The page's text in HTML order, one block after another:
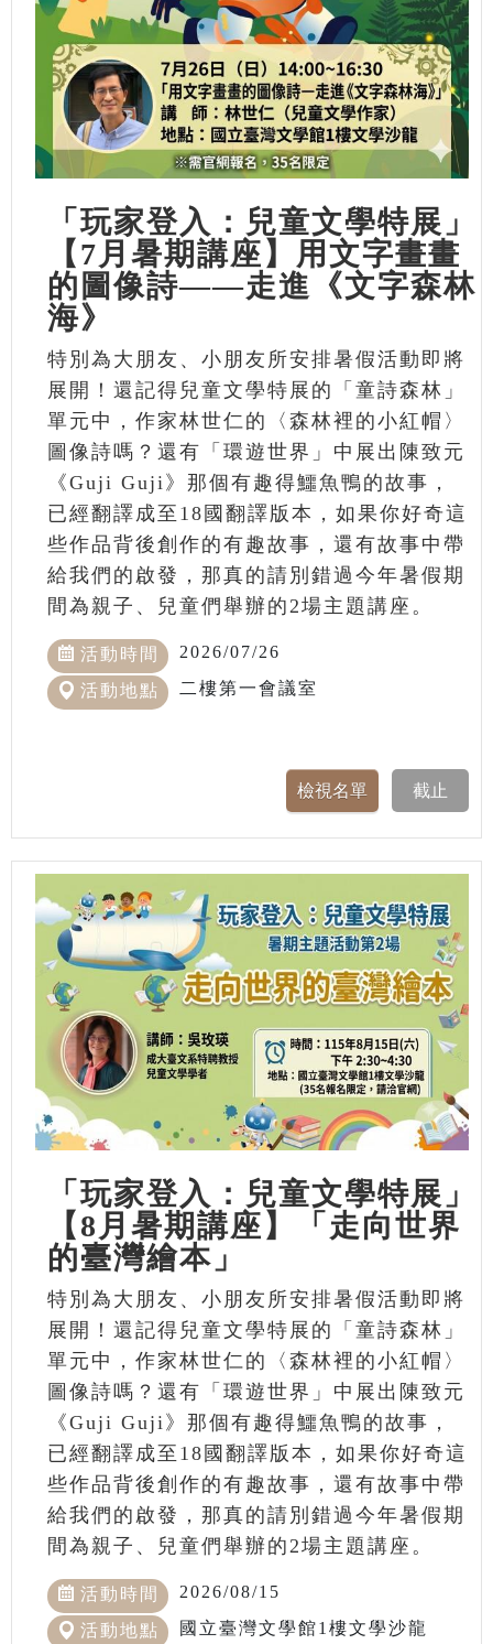
「玩家登入：兒童文學特展」
【7月暑期講座】用文字畫畫
的圖像詩——走進《文字森林
海》
特別為大朋友、小朋友所安排暑假活動即將
展開！還記得兒童文學特展的「童詩森林」
單元中，作家林世仁的〈森林裡的小紅帽〉
圖像詩嗎？還有「環遊世界」中展出陳致元
《Guji Guji》那個有趣得鱷魚鴨的故事，
已經翻譯成至18國翻譯版本，如果你好奇這
些作品背後創作的有趣故事，還有故事中帶
給我們的啟發，那真的請別錯過今年暑假期
間為親子、兒童們舉辦的2場主題講座。
活動時間 2026/07/26
活動地點 二樓第一會議室
「玩家登入：兒童文學特展」
【8月暑期講座】「走向世界
的臺灣繪本」
特別為大朋友、小朋友所安排暑假活動即將
展開！還記得兒童文學特展的「童詩森林」
單元中，作家林世仁的〈森林裡的小紅帽〉
圖像詩嗎？還有「環遊世界」中展出陳致元
《Guji Guji》那個有趣得鱷魚鴨的故事，
已經翻譯成至18國翻譯版本，如果你好奇這
些作品背後創作的有趣故事，還有故事中帶
給我們的啟發，那真的請別錯過今年暑假期
間為親子、兒童們舉辦的2場主題講座。
活動時間 2026/08/15
活動地點 國立臺灣文學館1樓文學沙龍